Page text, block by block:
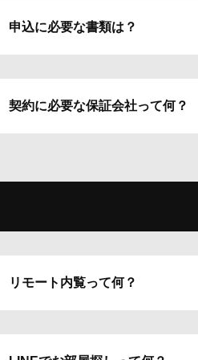
申込に必要な書類は？
契約に必要な保証会社って何？
リモート内覧って何？